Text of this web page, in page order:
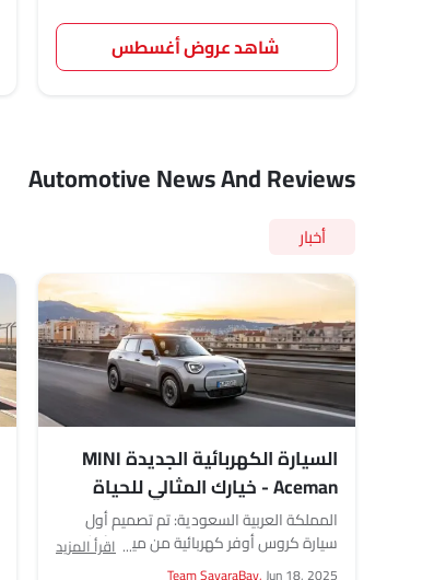
شاهد عروض أغسطس
Automotive News And Reviews
أخبار
السيارة الكهربائية الجديدة MINI
Aceman - خيارك المثالي للحياة
اليومية والأنشطة الخارجية
المملكة العربية السعودية: تم تصميم أول
سيارة كروس أوفر كهربائية من ميني لأكثر من
مجرد شوارع المدينة. تحتوي سيارة MINI...
اقرأ المزيد